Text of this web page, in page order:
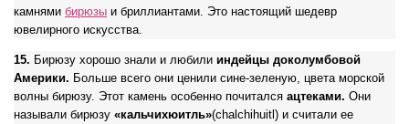
камнями бирюзы и бриллиантами. Это настоящий шедевр
ювелирного искусства.
15. Бирюзу хорошо знали и любили индейцы доколумбовой
Америки. Больше всего они ценили сине-зеленую, цвета морской
волны бирюзу. Этот камень особенно почитался ацтеками. Они
называли бирюзу «кальчихюитль»(chalchihuitl) и считали ее